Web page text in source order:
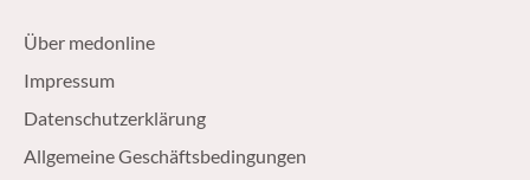
Über medonline
Impressum
Datenschutzerklärung
Allgemeine Geschäftsbedingungen